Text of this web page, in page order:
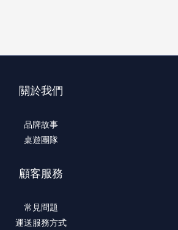
關於我們
品牌故事
桌遊團隊
顧客服務
常見問題
運送服務方式